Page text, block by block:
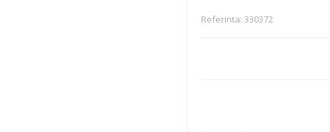
Referinta: 330372